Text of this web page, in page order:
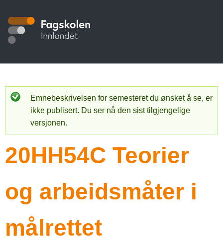
hovedinnhold
S
t
u
i
k
a
a
o
S
t
a
t
u
m
e
l
Emnebeskrivelsen for semesteret du ønsket å se, er
ikke publisert. Du ser nå den sist tilgjengelige
versjonen.
20HH54C Teorier
og arbeidsmåter i
målrettet